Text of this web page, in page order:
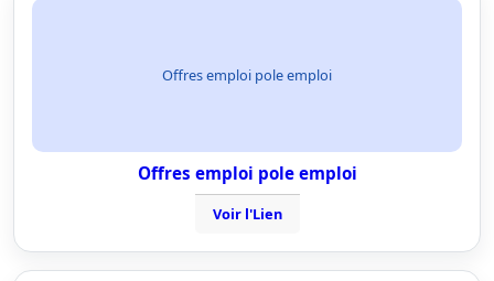
Offres emploi pole emploi
Offres emploi pole emploi
Voir l'Lien